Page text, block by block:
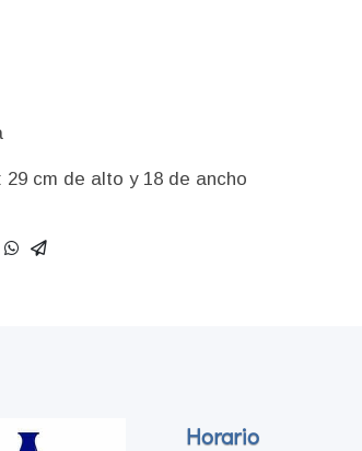
29 cm de alto y 18 de ancho
Horario